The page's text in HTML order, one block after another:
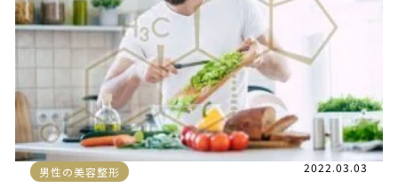
男性の美容整形 2022.03.03